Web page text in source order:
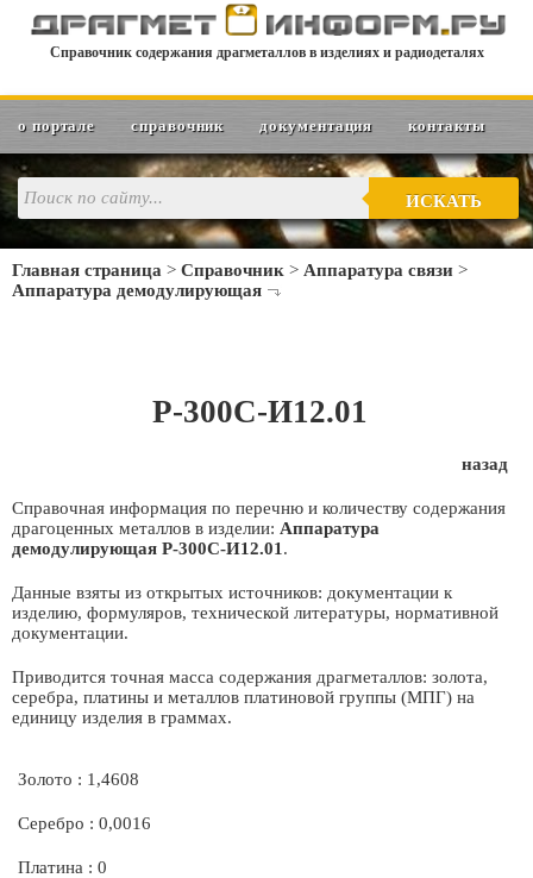
Справочник содержания драгметаллов в изделиях и радиодеталях
о портале справочник документация контакты
ИСКАТЬ
Главная страница > Справочник > Аппаратура связи >
Аппаратура демодулирующая
Р-300С-И12.01
назад
Справочная информация по перечню и количеству содержания
драгоценных металлов в изделии: Аппаратура
демодулирующая Р-300С-И12.01 .
Данные взяты из открытых источников: документации к
изделию, формуляров, технической литературы, нормативной
документации.
Приводится точная масса содержания драгметаллов: золота,
серебра, платины и металлов платиновой группы (МПГ) на
единицу изделия в граммах.
Золото : 1,4608
Серебро : 0,0016
Платина : 0